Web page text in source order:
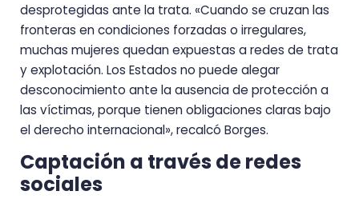
desprotegidas ante la trata. «Cuando se cruzan las
fronteras en condiciones forzadas o irregulares,
muchas mujeres quedan expuestas a redes de trata
y explotación. Los Estados no puede alegar
desconocimiento ante la ausencia de protección a
las víctimas, porque tienen obligaciones claras bajo
el derecho internacional», recalcó Borges.
Captación a través de redes
sociales